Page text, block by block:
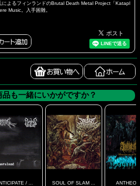
よるフィンランドのBrutal Death Metal Project「Katapl
Music。入手困難。
品も一緒にいかがですか？
/ ... SOUL OF SLAM ...